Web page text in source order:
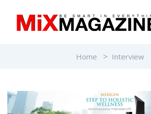
Home Interview